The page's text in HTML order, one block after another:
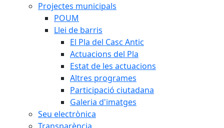
Projectes municipals
POUM
Llei de barris
El Pla del Casc Antic
Actuacions del Pla
Estat de les actuacions
Altres programes
Participació ciutadana
Galeria d'imatges
Seu electrònica